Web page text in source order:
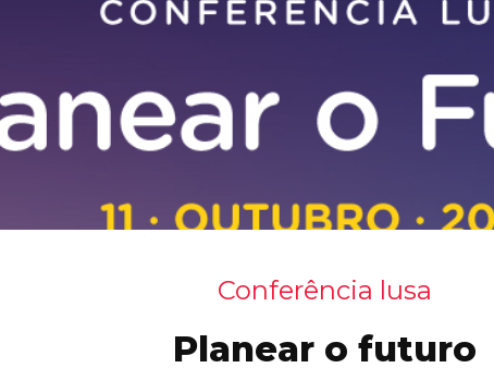
Conferência lusa
Planear o futuro